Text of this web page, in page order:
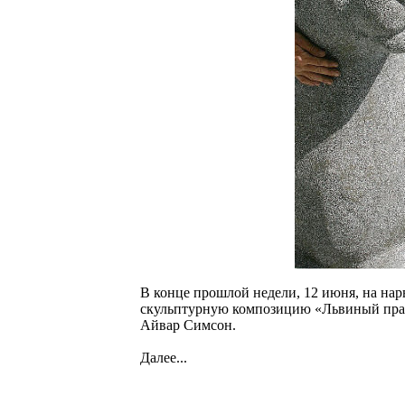
В конце прошлой недели, 12 июня, на
скульптурную композицию «Львиный
Айвар Симсон.
Далее...